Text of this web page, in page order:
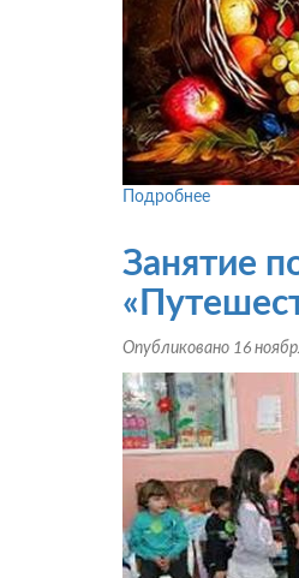
Подробнее
старшей
группе
детского
сада:
осень
с
подарками
пришла!»
Занятие
Опубликовано 16